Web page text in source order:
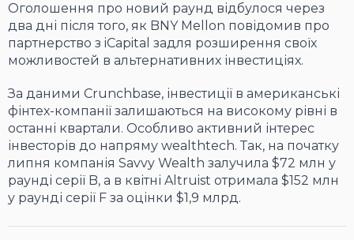
Оголошення про новий раунд відбулося через
два дні після того, як BNY Mellon повідомив про
партнерство з iCapital задля розширення своїх
можливостей в альтернативних інвестиціях.
За даними Crunchbase, інвестиції в американські
фінтех-компанії залишаються на високому рівні в
останні квартали. Особливо активний інтерес
інвесторів до напряму wealthtech. Так, на початку
липня компанія Savvy Wealth залучила $72 млн у
раунді серії B, а в квітні Altruist отримала $152 млн
у раунді серії F за оцінки $1,9 млрд.